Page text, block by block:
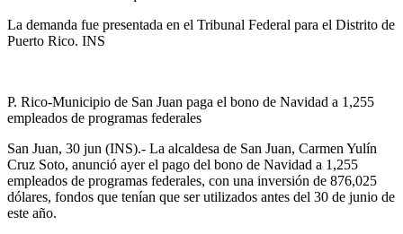
La demanda fue presentada en el Tribunal Federal para el Distrito de
Puerto Rico. INS
P. Rico-Municipio de San Juan paga el bono de Navidad a 1,255
empleados de programas federales
San Juan, 30 jun (INS).- La alcaldesa de San Juan, Carmen Yulín
Cruz Soto, anunció ayer el pago del bono de Navidad a 1,255
empleados de programas federales, con una inversión de 876,025
dólares, fondos que tenían que ser utilizados antes del 30 de junio de
este año.